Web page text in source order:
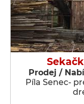
Prodej /
Píla Senec-